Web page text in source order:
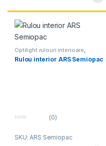
Optilight rulouri interioare
Rulouri Fakro Rulouri Optilight
Rulou interior ARS Semiopac
u
(0)
SKU: ARS Semiopac